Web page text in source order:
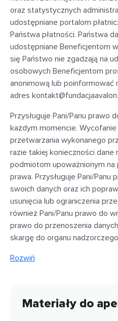
Materiały do
oraz statystycznych
udostępniane portalom
Państwa płatności. Państwa
udostępniane Beneficjentom
się Państwo nie zgadzają na
osobowych Beneficjentom
anonimową lub poinformować
adres
Przysługuje Pani/Panu prawo
każdym momencie.
przetwarzania wykonanego
razie takiej konieczności
podmiotom upoważnionym
prawa. Przysługuje Pani/
swoich danych oraz ich
usunięcia lub ograniczenia
również Pani/Panu prawo do
prawo do przenoszenia
skargę do organu
Rozwiń